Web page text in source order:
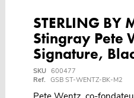
STERLING BY
Stingray Pete
Signature,
SKU 600477
Ref. GSB ST-WENTZ-BK-M2